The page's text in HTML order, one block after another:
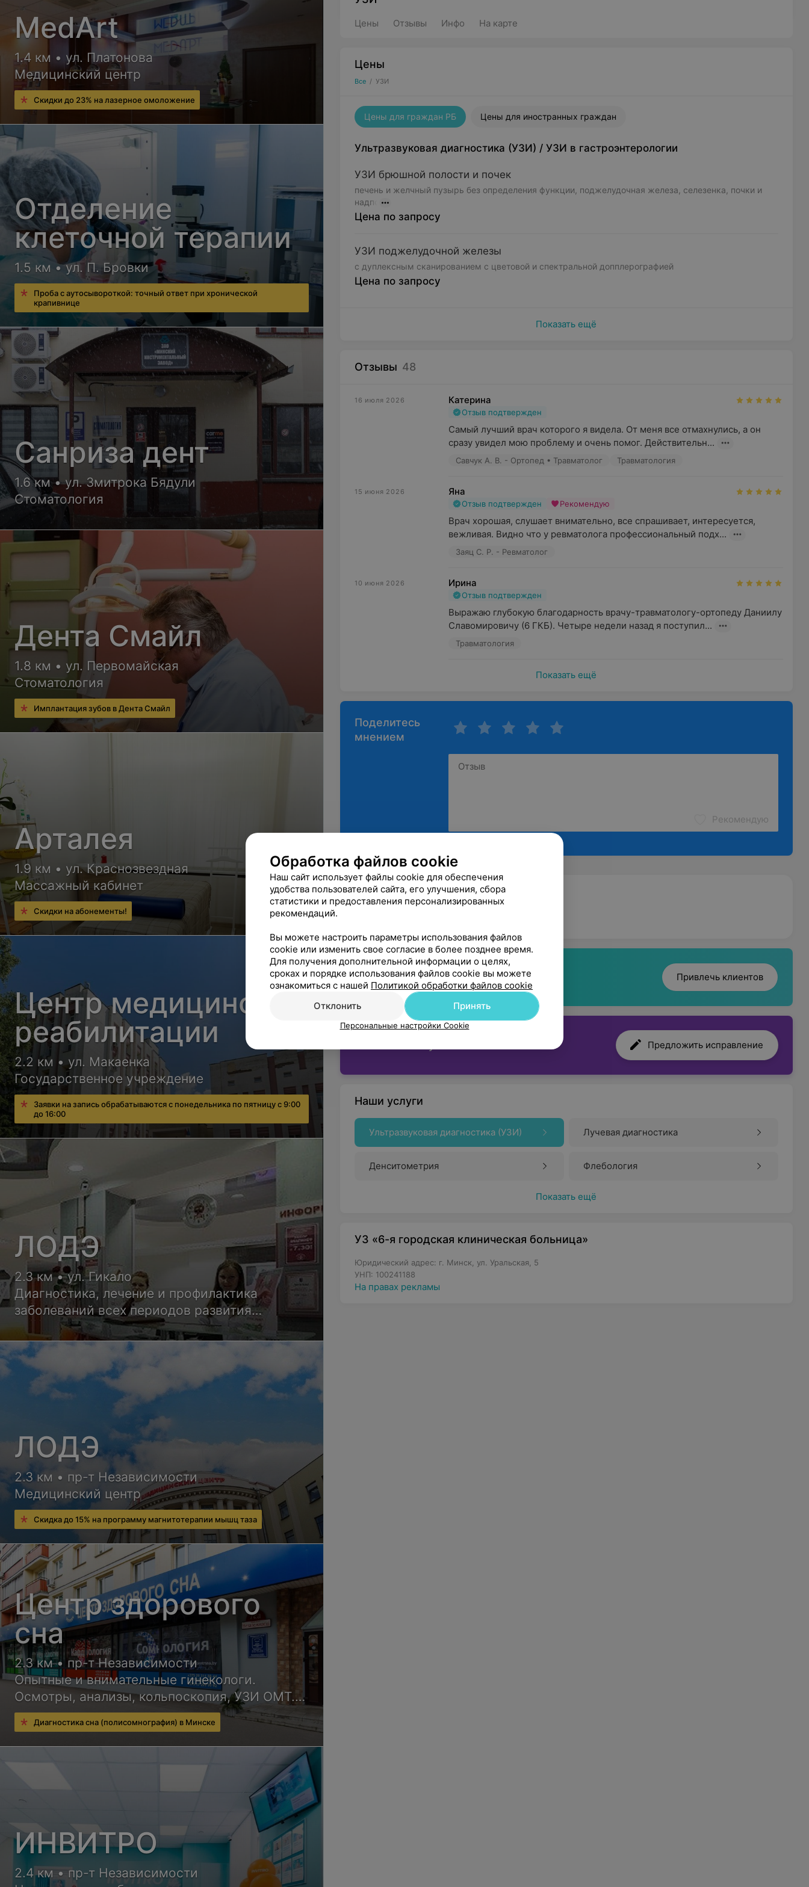
Цены Отзывы Инфо На карте
Цены
Все / УЗИ
Цены для граждан РБ Цены для иностранных граждан
Ультразвуковая диагностика (УЗИ) / УЗИ в гастроэнтерологии
УЗИ брюшной полости и почек
печень и желчный пузырь без определения функции, поджелудочная железа, селезенка, почки и
надпо
Цена по запросу
УЗИ поджелудочной железы
с дуплексным сканированием с цветовой и спектральной допплерографией
Цена по запросу
Показать ещё
Отзывы 48
16 июля 2026 Катерина
Отзыв подтвержден
Самый лучший врач которого я видела. От меня все отмахнулись, а он
сразу увидел мою проблему и очень помог. Действительн...
Савчук А. В. - Ортопед • Травматолог Травматология
15 июня 2026 Яна
Отзыв подтвержден Рекомендую
Врач хорошая, слушает внимательно, все спрашивает, интересуется,
вежливая. Видно что у ревматолога профессиональный подх...
Заяц С. Р. - Ревматолог
10 июня 2026 Ирина
Отзыв подтвержден
Выражаю глубокую благодарность врачу-травматологу-ортопеду Даниилу
Славомировичу (6 ГКБ). Четыре недели назад я поступил...
Травматология
Показать ещё
Поделитесь
мнением
Рекомендую
Минск, ул. Уральская, 5
Вы владелец? Привлечь клиентов
Предложить исправление
Наши услуги
Ультразвуковая диагностика (УЗИ) Лучевая диагностика
Денситометрия Флебология
Показать ещё
УЗ «6-я городская клиническая больница»
Юридический адрес: г. Минск, ул. Уральская, 5
УНП: 100241188
На правах рекламы
MedArt
1.4 км • ул. Платонова
Медицинский центр
Скидки до 23% на лазерное омоложение
Отделение
клеточной терапии
1.5 км • ул. П. Бровки
Проба с аутосывороткой: точный ответ при хронической
крапивнице
Санриза дент
1.6 км • ул. Змитрока Бядули
Стоматология
Дента Смайл
1.8 км • ул. Первомайская
Стоматология
Имплантация зубов в Дента Смайл
Арталея
1.9 км • ул. Краснозвездная
Массажный кабинет
Скидки на абонементы!
Центр медицинской
реабилитации
2.2 км • ул. Макаенка
Государственное учреждение
Заявки на запись обрабатываются с понедельника по пятницу с 9:00
до 16:00
ЛОДЭ
2.3 км • ул. Гикало
Диагностика, лечение и профилактика
заболеваний всех периодов развития
ребенка, детские программы, мед. осмотры
ЛОДЭ
2.3 км • пр-т Независимости
Медицинский центр
Скидка до 15% на программу магнитотерапии мышц таза
Центр здорового
сна
2.3 км • пр-т Независимости
Опытные и внимательные гинекологи.
Осмотры, анализы, кольпоскопия, УЗИ ОМТ.
Введение и удаление ВМС под контролем УЗИ
Диагностика сна (полисомнография) в Минске
ИНВИТРО
2.4 км • пр-т Независимости
Обработка файлов cookie
Наш сайт использует файлы cookie для обеспечения
удобства пользователей сайта, его улучшения, сбора
статистики и предоставления персонализированных
рекомендаций.
Вы можете настроить параметры использования файлов
cookie или изменить свое согласие в более позднее время.
Для получения дополнительной информации о целях,
сроках и порядке использования файлов cookie вы можете
ознакомиться с нашей Политикой обработки файлов cookie
Отклонить
Принять
Персональные настройки Cookie